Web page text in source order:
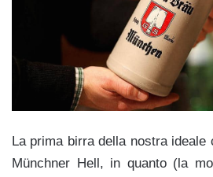
La prima birra della nostra ideale
Münchner Hell, in quanto (la